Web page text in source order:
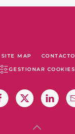
SITE MAP CONTACTO
GESTIONAR COOKIES